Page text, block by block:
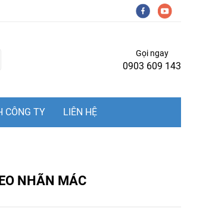
Gọi ngay
0903 609 143
CÔNG TY LIÊN HỆ
NHÃN MÁC